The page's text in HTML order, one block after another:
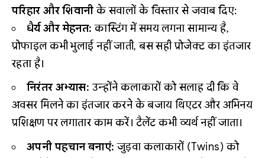
परिहार और शिवानीके सवालों के विस्तार से जवाब दिए:
धैर्य और मेहनत: कास्टिंग में समय लगना सामान्य है,
प्रोफाइल कभी भुलाई नहीं जाती, बस सही प्रोजेक्ट का इंतजार
रहता है।
निरंतर अभ्यास: उन्होंने कलाकारों को सलाह दी कि वे
अवसर मिलने का इंतजार करने के बजाय थिएटर और अभिनय
प्रशिक्षण पर लगातार काम करें। टैलेंट कभी व्यर्थ नहीं जाता।
अपनी पहचान बनाएं: जुड़वा कलाकारों (Twins) को